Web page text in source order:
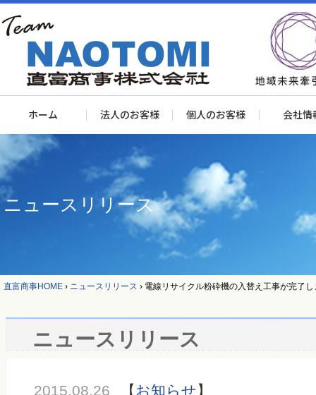
ホーム 法人のお客様 個人のお客様 会社情
ニュースリリース
直富商事HOME › ニュースリリース › 電線リサイクル粉砕機の入替え工事が完了し
ニュースリリース
2015.08.26 【お知らせ 】